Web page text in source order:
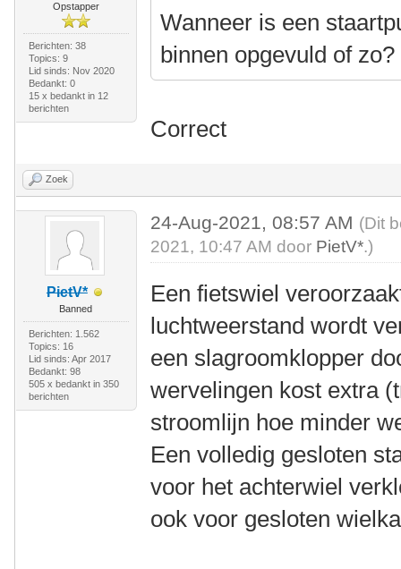
Opstapper
Berichten: 38
Topics: 9
Lid sinds: Nov 2020
Bedankt: 0
15 x bedankt in 12
berichten
Wanneer is een
binnen opgevuld of zo?
Correct
Zoek
PietV*
Banned
Berichten: 1.562
Topics: 16
Lid sinds: Apr 2017
Bedankt: 98
505 x bedankt in 350
berichten
24-Aug-2021, 08:57 AM (Dit
2021, 10:47 AM door PietV*.)
Een fietswiel
luchtweerstand wordt
een slagroomklopper
wervelingen kost extra
stroomlijn hoe minder
Een volledig gesloten
voor het achterwiel
ook voor gesloten